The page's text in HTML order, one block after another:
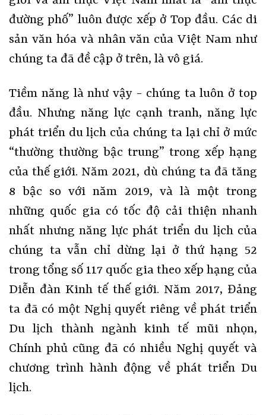
đường phố” luôn được xếp ở Top đầu. Các di
sản văn hóa và nhân văn của Việt Nam như
chúng ta đã đề cập ở trên, là vô giá.
Tiềm năng là như vậy - chúng ta luôn ở top
đầu. Nhưng năng lực cạnh tranh, năng lực
phát triển du lịch của chúng ta lại chỉ ở mức
“thường thường bậc trung” trong xếp hạng
của thế giới. Năm 2021, dù chúng ta đã tăng
8 bậc so với năm 2019, và là một trong
những quốc gia có tốc độ cải thiện nhanh
nhất nhưng năng lực phát triển du lịch của
chúng ta vẫn chỉ dừng lại ở thứ hạng 52
trong tổng số 117 quốc gia theo xếp hạng của
Diễn đàn Kinh tế thế giới. Năm 2017, Đảng
ta đã có một Nghị quyết riêng về phát triển
Du lịch thành ngành kinh tế mũi nhọn,
Chính phủ cũng đã có nhiều Nghị quyết và
chương trình hành động về phát triển Du
lịch.